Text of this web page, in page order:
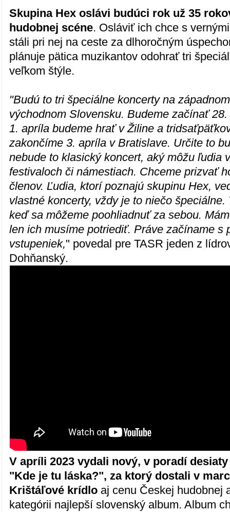
Skupina Hex oslávi budúci rok už 35
hudobnej scéne. Osláviť ich chce s
stáli pri nej na ceste za dlhoročným
plánuje pätica muzikantov odohrať tri
veľkom štýle.
"Budú to tri špeciálne koncerty na
východnom Slovensku. Budeme začínať
1. apríla budeme hrať v Žiline a
zakončíme 3. apríla v Bratislave. Určite to
nebude to klasický koncert, aký môžu ľudia
festivaloch či námestiach. Chceme prizvať
členov. Ľudia, ktorí poznajú skupinu Hex,
vlastné koncerty, vždy je to niečo
keď sa môžeme poohliadnuť za sebou.
len ich musíme potriediť. Práve začíname s
vstupeniek," povedal pre TASR jeden z
Dohňanský.
V apríli 2023 vydali nový, v poradí
"Kde je tu láska?", za ktorý dostali v
Krištáľové krídlo aj cenu Českej hudobnej
kategórii najlepší slovenský album. Album